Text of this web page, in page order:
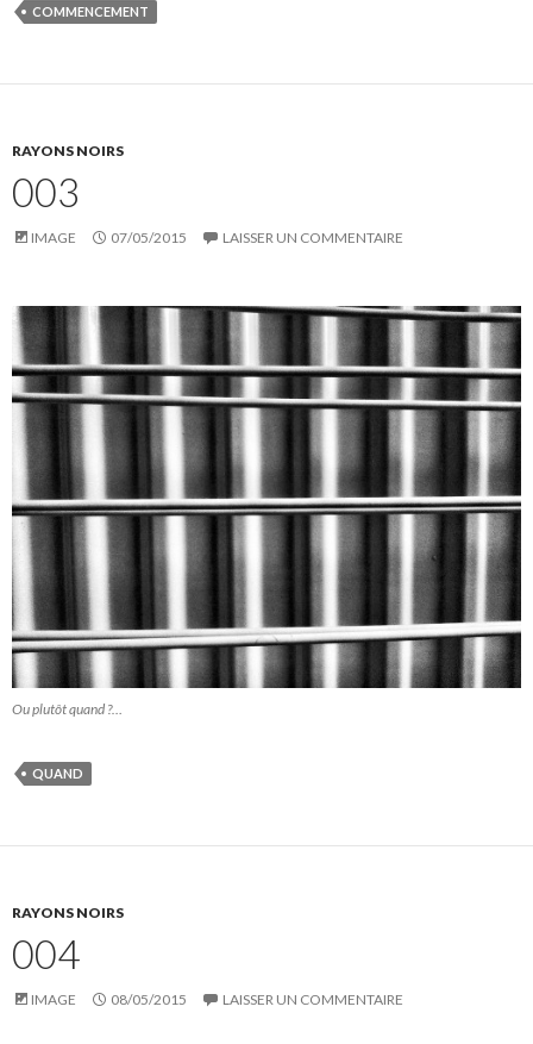
COMMENCEMENT
RAYONS NOIRS
003
IMAGE 07/05/2015 LAISSER UN COMMENTAIRE
Ou plutôt quand ?…
QUAND
RAYONS NOIRS
004
IMAGE 08/05/2015 LAISSER UN COMMENTAIRE